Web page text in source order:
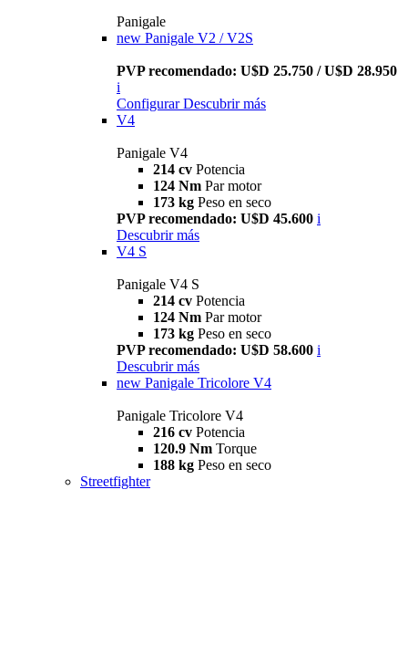
Panigale
new Panigale V2 / V2S
PVP recomendado: U$D 25.750 / U$D 28.950
i
Configurar Descubrir más
V4
Panigale V4
214 cv Potencia
124 Nm Par motor
173 kg Peso en seco
PVP recomendado: U$D 45.600 i
Descubrir más
V4 S
Panigale V4 S
214 cv Potencia
124 Nm Par motor
173 kg Peso en seco
PVP recomendado: U$D 58.600 i
Descubrir más
new Panigale Tricolore V4
Panigale Tricolore V4
216 cv Potencia
120.9 Nm Torque
188 kg Peso en seco
Streetfighter